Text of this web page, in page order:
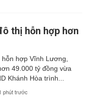
thị hỗn hợp hơn
hỗn hợp Vĩnh Lương,
49.000 tỷ đồng vừa
Khánh Hòa trình...
phút trước